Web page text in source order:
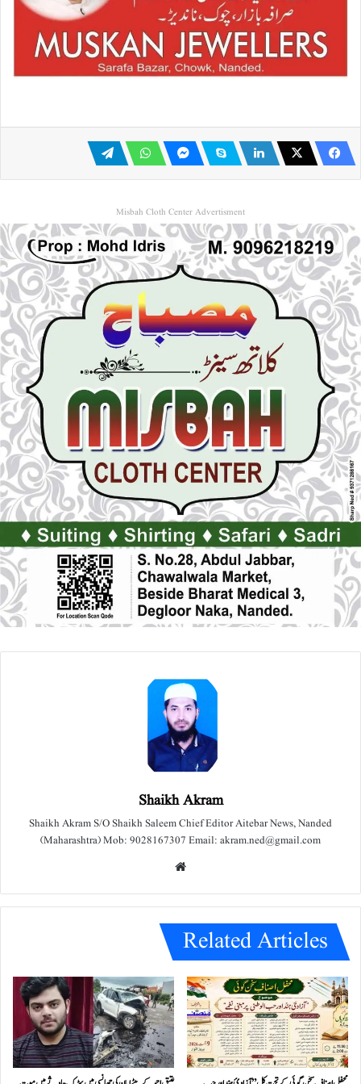
Misbah Cloth Center Advertisment
Shaikh Akram
Shaikh Akram S/O Shaikh Saleem Chief Editor Aitebar News, Nanded
(Maharashtra) Mob: 9028167307 Email: akram.ned@gmail.com
e
Related Articles